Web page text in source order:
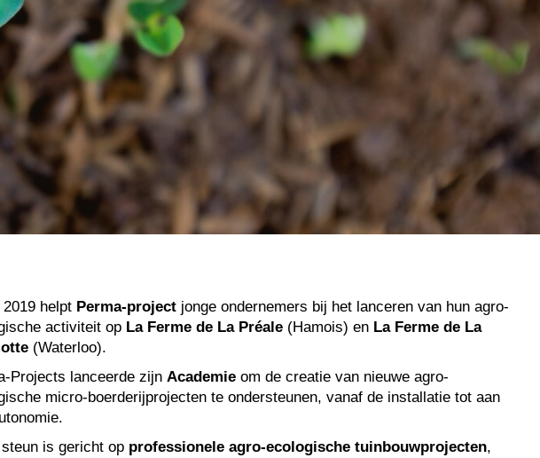
helpt Perma-projectjonge ondernemers bij het lanceren van hun agro-
activiteit op La Ferme de La Préale(Hamois) en La Ferme de La
(Waterloo).
Projects lanceerde zijn Academieom de creatie van nieuwe agro-
micro-boerderijprojecten te ondersteunen, vanaf de installatie tot aan
is gericht op professionele agro-ecologische tuinbouwprojecten,